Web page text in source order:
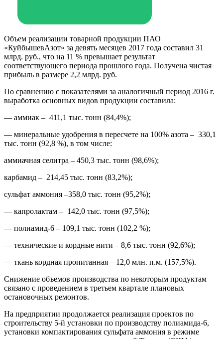
Объем реализации товарной продукции ПАО
«КуйбышевАзот» за девять месяцев 2017 года составил 31
млрд. руб., что на 11 % превышает результат
соответствующего периода прошлого года. Получена чистая
прибыль в размере 2,2 млрд. руб.
По сравнению с показателями за аналогичный период 2016 г.
выработка основных видов продукции составила:
— аммиак – 411,1 тыс. тонн (84,4%);
— минеральные удобрения в пересчете на 100% азота – 330,1
тыс. тонн (92,8 %), в том числе:
аммиачная селитра – 450,3 тыс. тонн (98,6%);
карбамид – 214,45 тыс. тонн (83,2%);
сульфат аммония –358,0 тыс. тонн (95,2%);
— капролактам – 142,0 тыс. тонн (97,5%);
— полиамид-6 – 109,1 тыс. тонн (102,2 %);
— технические и кордные нити – 8,6 тыс. тонн (92,6%);
— ткань кордная пропитанная – 12,0 млн. п.м. (157,5%).
Снижение объемов производства по некоторым продуктам
связано с проведением в третьем квартале плановых
остановочных ремонтов.
На предприятии продолжается реализация проектов по
строительству 5-й установки по производству полиамида-6,
установки компактирования сульфата аммония в режиме